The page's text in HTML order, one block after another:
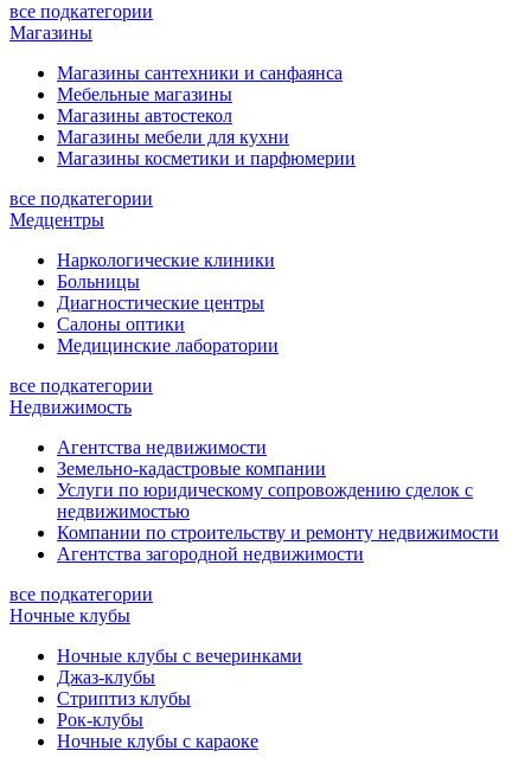
все подкатегории
Магазины
Магазины сантехники и санфаянса
Мебельные магазины
Магазины автостекол
Магазины мебели для кухни
Магазины косметики и парфюмерии
все подкатегории
Медцентры
Наркологические клиники
Больницы
Диагностические центры
Салоны оптики
Медицинские лаборатории
все подкатегории
Недвижимость
Агентства недвижимости
Земельно-кадастровые компании
Услуги по юридическому сопровождению сделок с
недвижимостью
Компании по строительству и ремонту недвижимости
Агентства загородной недвижимости
все подкатегории
Ночные клубы
Ночные клубы с вечеринками
Джаз-клубы
Стриптиз клубы
Рок-клубы
Ночные клубы с караоке